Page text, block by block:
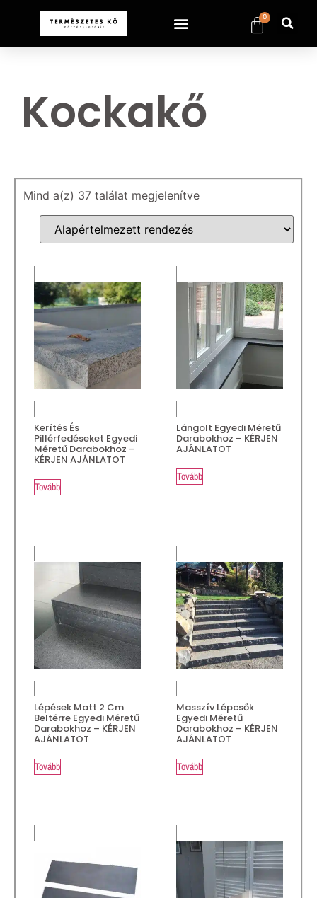
0
Kockakő
Mind a(z) 37 találat megjelenítve
Kerítés És
Pillérfedéseket Egyedi
Méretű Darabokhoz –
KÉRJEN AJÁNLATOT
Tovább
Lángolt Egyedi Méretű
Darabokhoz – KÉRJEN
AJÁNLATOT
Tovább
Lépések Matt 2 Cm
Beltérre Egyedi Méretű
Darabokhoz – KÉRJEN
AJÁNLATOT
Tovább
Masszív Lépcsők
Egyedi Méretű
Darabokhoz – KÉRJEN
AJÁNLATOT
Tovább